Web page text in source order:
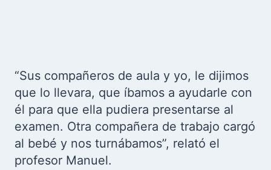
“Sus compañeros de aula y yo, le dijimos
que lo llevara, que íbamos a ayudarle con
él para que ella pudiera presentarse al
examen. Otra compañera de trabajo cargó
al bebé y nos turnábamos”, relató el
profesor Manuel.